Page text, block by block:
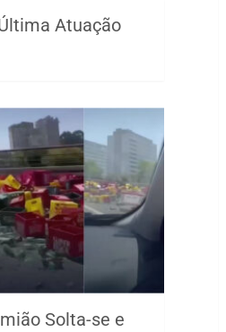
Atuação
Solta-se e